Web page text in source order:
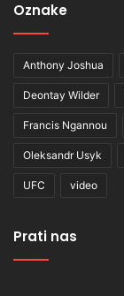
Oznake
Anthony Joshua
Deontay Wilder
Francis Ngannou
Oleksandr Usyk
UFC video
Prati nas